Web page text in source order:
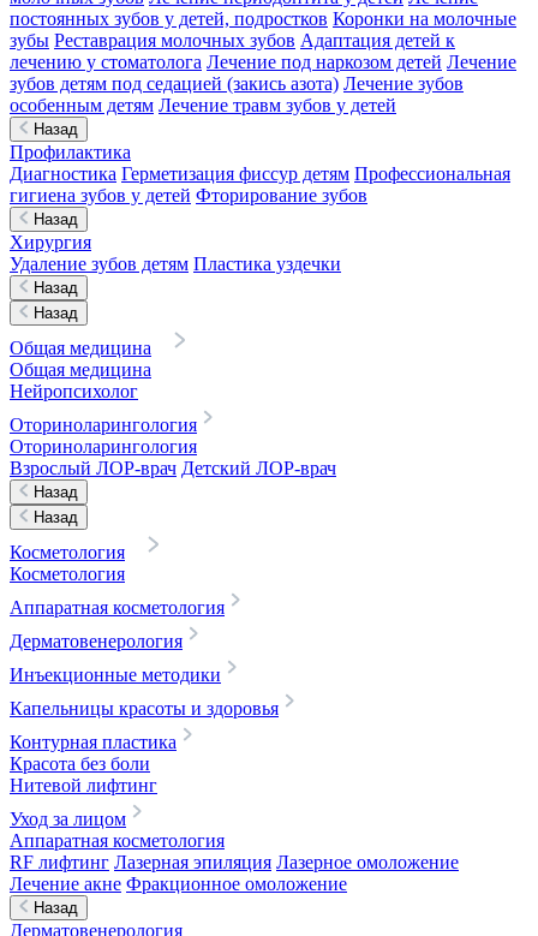
постоянных зубов у детей, подростков Коронки на молочные
зубы Реставрация молочных зубов Адаптация детей к
лечению у стоматолога Лечение под наркозом детей Лечение
зубов детям под седацией (закись азота) Лечение зубов
особенным детям Лечение травм зубов у детей
Назад
Профилактика
Диагностика Герметизация фиссур детям Профессиональная
гигиена зубов у детей Фторирование зубов
Назад
Хирургия
Удаление зубов детям Пластика уздечки
Назад
Назад
Общая медицина
Общая медицина
Нейропсихолог
Оториноларингология
Оториноларингология
Взрослый ЛОР-врач Детский ЛОР-врач
Назад
Назад
Косметология
Косметология
Аппаратная косметология
Дерматовенерология
Инъекционные методики
Капельницы красоты и здоровья
Контурная пластика
Красота без боли
Нитевой лифтинг
Уход за лицом
Аппаратная косметология
RF лифтинг Лазерная эпиляция Лазерное омоложение
Лечение акне Фракционное омоложение
Назад
Дерматовенерология